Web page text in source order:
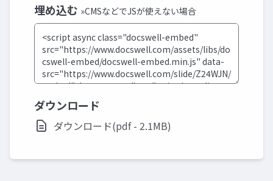
埋め込む »CMSなどでJSが使えない場合
ダウンロード
ダウンロード(pdf - 2.1MB)